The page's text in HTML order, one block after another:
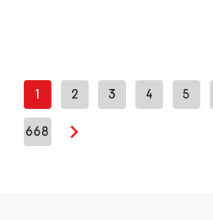
1 2 3 4 5
668